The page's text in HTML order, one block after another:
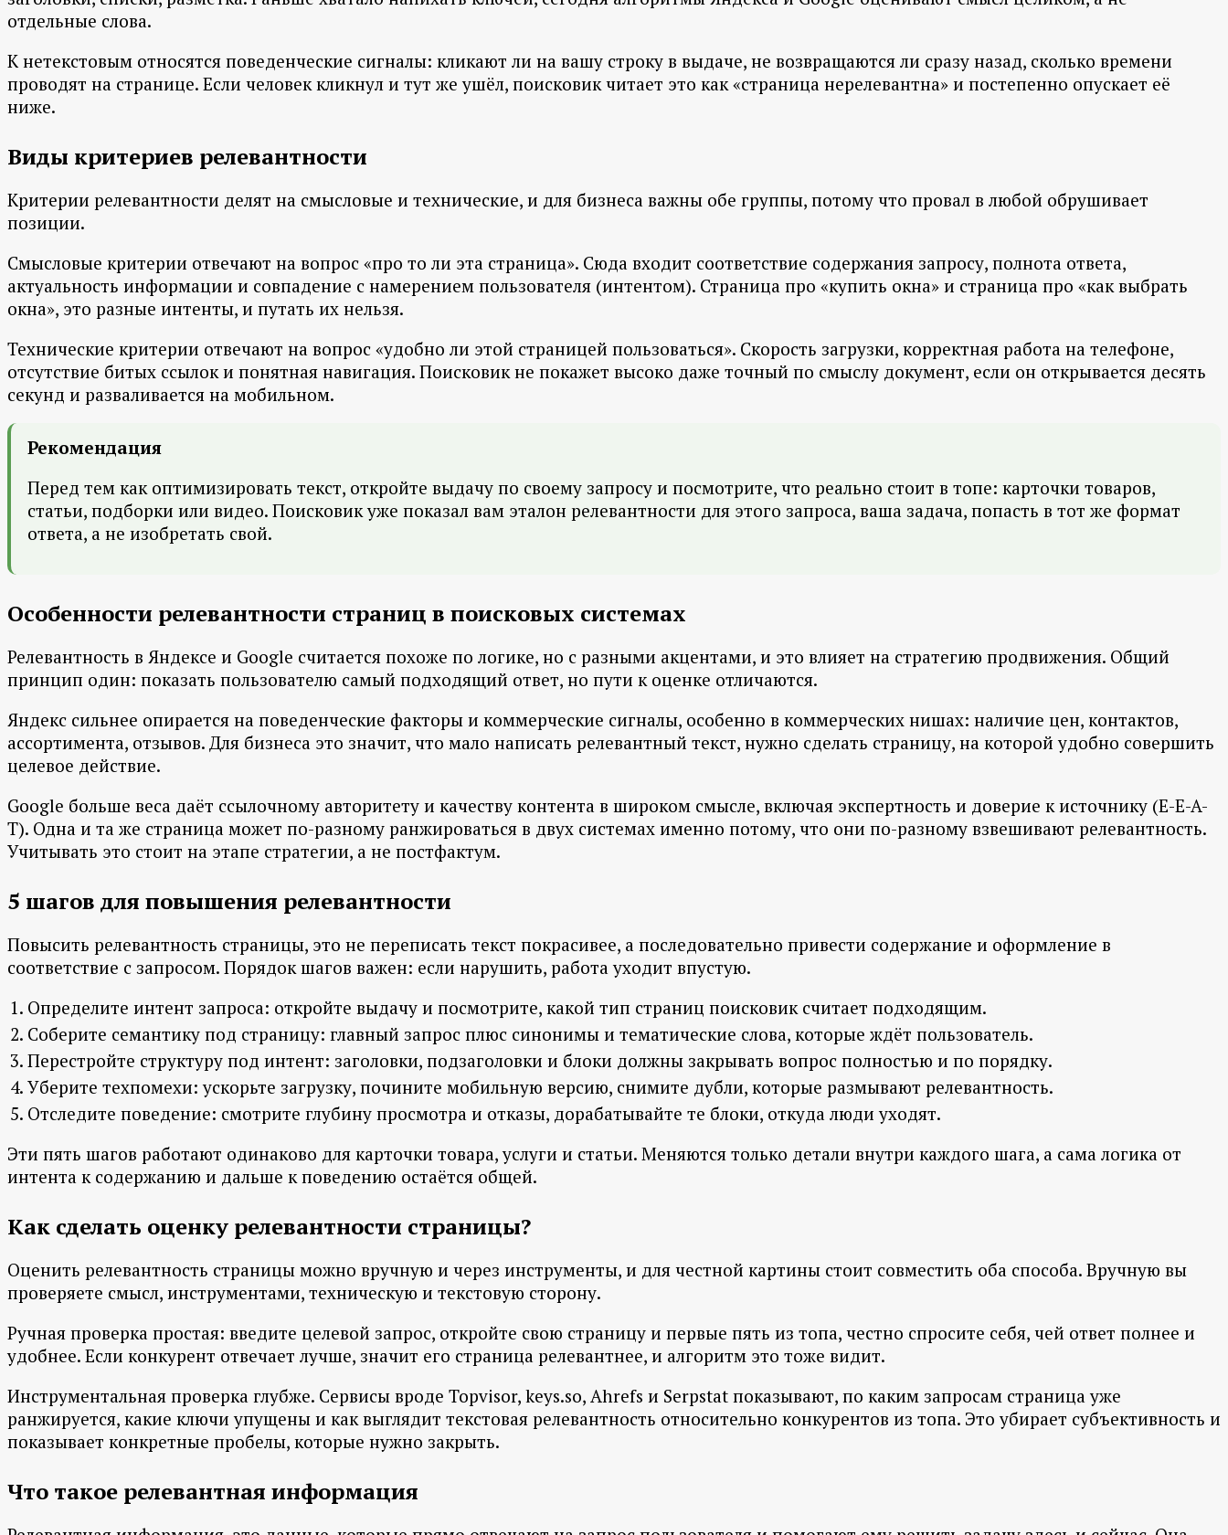
отдельные слова.
К нетекстовым относятся поведенческие сигналы: кликают ли на вашу строку в выдаче, не возвращаются ли сразу назад, сколько времени
проводят на странице. Если человек кликнул и тут же ушёл, поисковик читает это как «страница нерелевантна» и постепенно опускает её
ниже.
Виды критериев релевантности
Критерии релевантности делят на смысловые и технические, и для бизнеса важны обе группы, потому что провал в любой обрушивает
позиции.
Смысловые критерии отвечают на вопрос «про то ли эта страница». Сюда входит соответствие содержания запросу, полнота ответа,
актуальность информации и совпадение с намерением пользователя (интентом). Страница про «купить окна» и страница про «как выбрать
окна», это разные интенты, и путать их нельзя.
Технические критерии отвечают на вопрос «удобно ли этой страницей пользоваться». Скорость загрузки, корректная работа на телефоне,
отсутствие битых ссылок и понятная навигация. Поисковик не покажет высоко даже точный по смыслу документ, если он открывается десять
секунд и разваливается на мобильном.
Рекомендация
Перед тем как оптимизировать текст, откройте выдачу по своему запросу и посмотрите, что реально стоит в топе: карточки товаров,
статьи, подборки или видео. Поисковик уже показал вам эталон релевантности для этого запроса, ваша задача, попасть в тот же формат
ответа, а не изобретать свой.
Особенности релевантности страниц в поисковых системах
Релевантность в Яндексе и Google считается похоже по логике, но с разными акцентами, и это влияет на стратегию продвижения. Общий
принцип один: показать пользователю самый подходящий ответ, но пути к оценке отличаются.
Яндекс сильнее опирается на поведенческие факторы и коммерческие сигналы, особенно в коммерческих нишах: наличие цен, контактов,
ассортимента, отзывов. Для бизнеса это значит, что мало написать релевантный текст, нужно сделать страницу, на которой удобно совершить
целевое действие.
Google больше веса даёт ссылочному авторитету и качеству контента в широком смысле, включая экспертность и доверие к источнику (E-E-A-
T). Одна и та же страница может по-разному ранжироваться в двух системах именно потому, что они по-разному взвешивают релевантность.
Учитывать это стоит на этапе стратегии, а не постфактум.
5 шагов для повышения релевантности
Повысить релевантность страницы, это не переписать текст покрасивее, а последовательно привести содержание и оформление в
соответствие с запросом. Порядок шагов важен: если нарушить, работа уходит впустую.
Определите интент запроса: откройте выдачу и посмотрите, какой тип страниц поисковик считает подходящим.
Соберите семантику под страницу: главный запрос плюс синонимы и тематические слова, которые ждёт пользователь.
Перестройте структуру под интент: заголовки, подзаголовки и блоки должны закрывать вопрос полностью и по порядку.
Уберите техпомехи: ускорьте загрузку, почините мобильную версию, снимите дубли, которые размывают релевантность.
Отследите поведение: смотрите глубину просмотра и отказы, дорабатывайте те блоки, откуда люди уходят.
Эти пять шагов работают одинаково для карточки товара, услуги и статьи. Меняются только детали внутри каждого шага, а сама логика от
интента к содержанию и дальше к поведению остаётся общей.
Как сделать оценку релевантности страницы?
Оценить релевантность страницы можно вручную и через инструменты, и для честной картины стоит совместить оба способа. Вручную вы
проверяете смысл, инструментами, техническую и текстовую сторону.
Ручная проверка простая: введите целевой запрос, откройте свою страницу и первые пять из топа, честно спросите себя, чей ответ полнее и
удобнее. Если конкурент отвечает лучше, значит его страница релевантнее, и алгоритм это тоже видит.
Инструментальная проверка глубже. Сервисы вроде Topvisor, keys.so, Ahrefs и Serpstat показывают, по каким запросам страница уже
ранжируется, какие ключи упущены и как выглядит текстовая релевантность относительно конкурентов из топа. Это убирает субъективность и
показывает конкретные пробелы, которые нужно закрыть.
Что такое релевантная информация